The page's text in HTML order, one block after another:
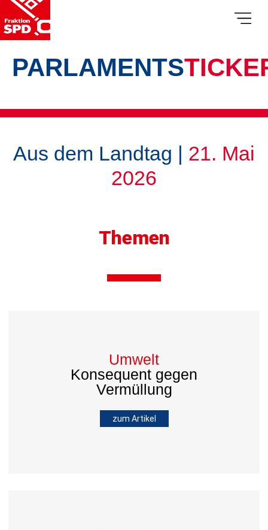
PARLAMENTS
Aus dem Landtag | 21. Mai
2026
Themen
Umwelt
Konsequent gegen
Vermüllung
zum Artikel